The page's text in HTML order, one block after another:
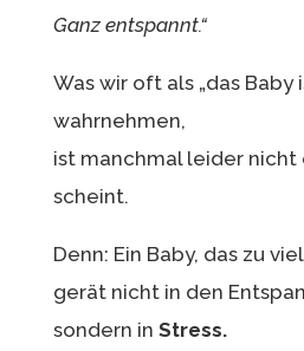
Ganz entspannt.“
Was wir oft als „das Baby
wahrnehmen,
ist manchmal leider nicht
scheint.
Denn: Ein Baby, das zu
gerät nicht in den
sondern in Stress.